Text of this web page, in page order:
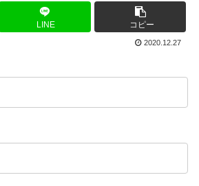
LINE コピー
2020.12.27